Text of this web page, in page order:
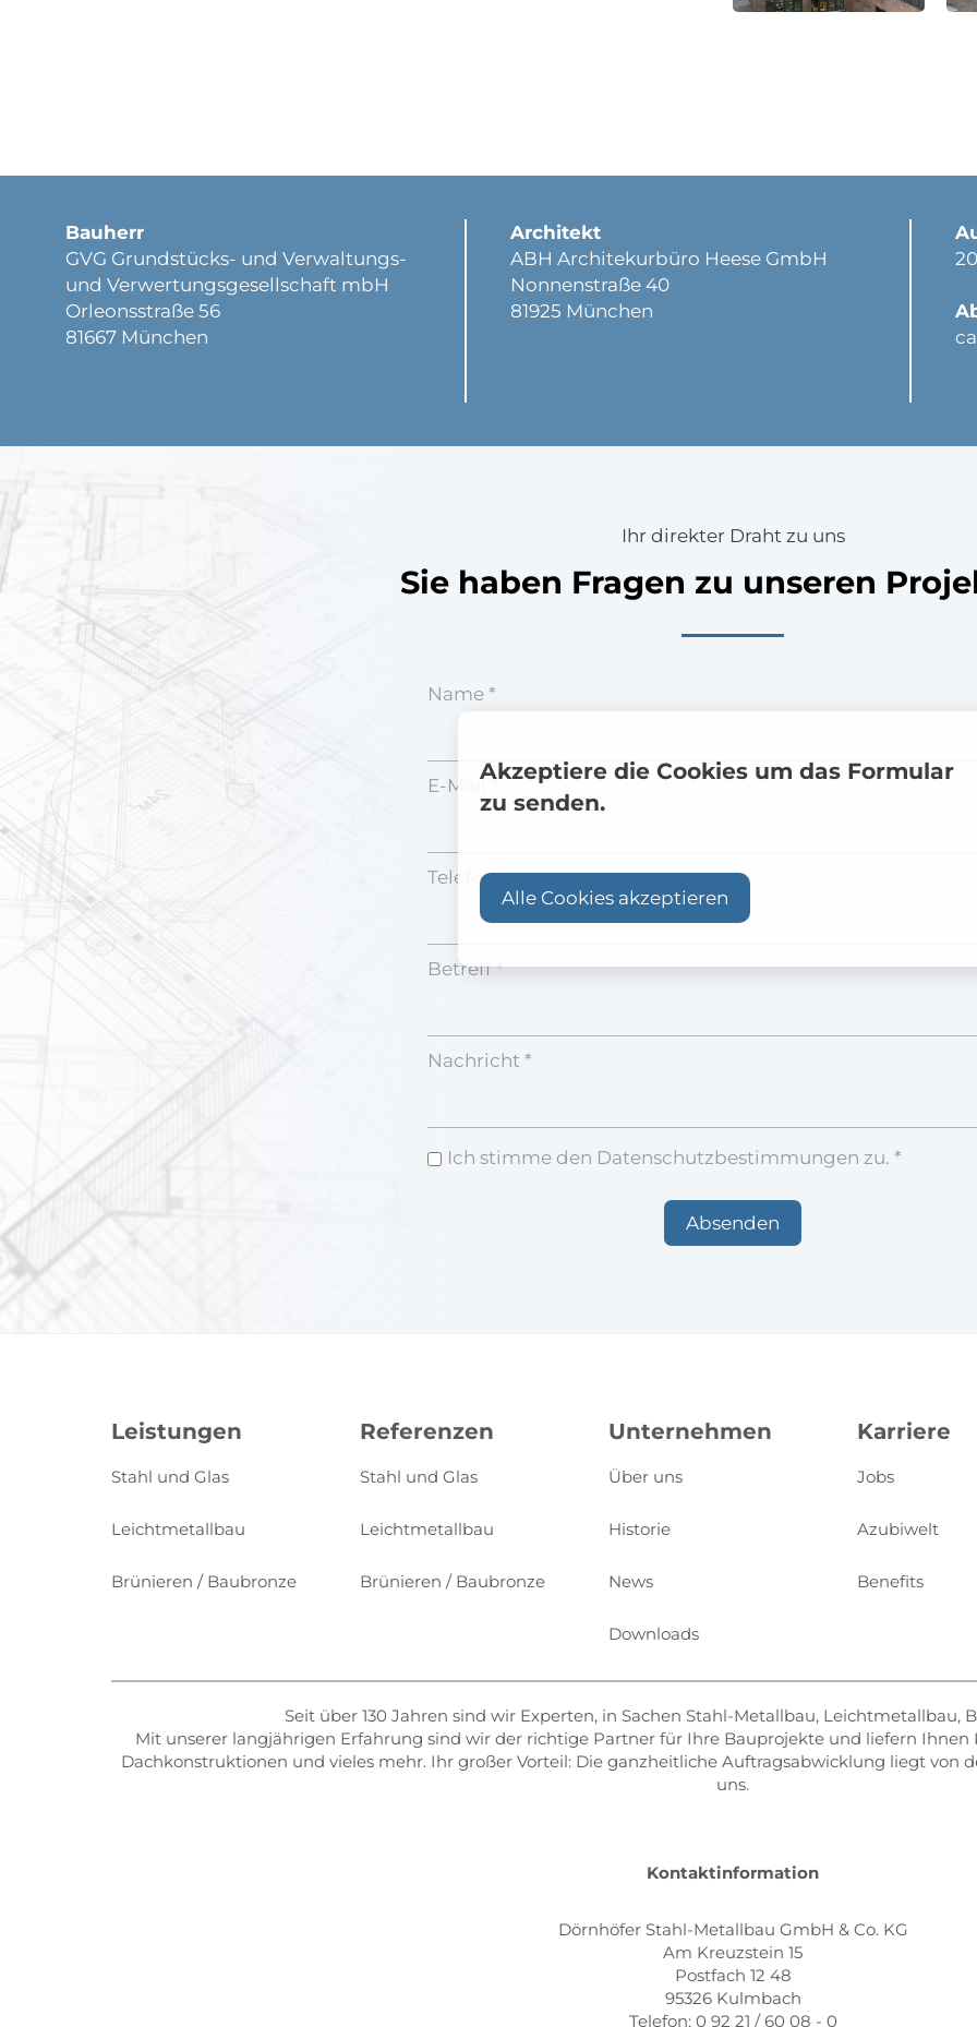
Bauherr
GVG Grundstücks- und Verwaltungs-
und Verwertungsgesellschaft mbH
Orleonsstraße 56
81667 München
Architekt
ABH Architekurbüro Heese GmbH
Nonnenstraße 40
81925 München
Ihr direkter Draht zu uns
Sie haben Fragen zu unseren
Name *
E-Mail *
Telefonnummer
Betreff *
Nachricht *
Ich stimme den Datenschutzbestimmungen zu. *
Akzeptiere die Cookies um das Formular
zu senden.
Alle Cookies akzeptieren
Leistungen
Stahl und Glas
Leichtmetallbau
Brünieren / Baubronze
Referenzen
Stahl und Glas
Leichtmetallbau
Brünieren / Baubronze
Unternehmen
Über uns
Historie
News
Downloads
Karriere
Jobs
Azubiwelt
Benefits
Seit über 130 Jahren sind wir Experten, in Sachen Stahl-Metallbau, Leichtmetallbau,
Mit unserer langjährigen Erfahrung sind wir der richtige Partner für Ihre Bauprojekte und liefern Ihnen
Dachkonstruktionen und vieles mehr. Ihr großer Vorteil: Die ganzheitliche Auftragsabwicklung liegt von
uns.
Kontaktinformation
Dörnhöfer Stahl-Metallbau GmbH & Co. KG
Am Kreuzstein 15
Postfach 12 48
95326 Kulmbach
Telefon: 0 92 21 / 60 08 - 0